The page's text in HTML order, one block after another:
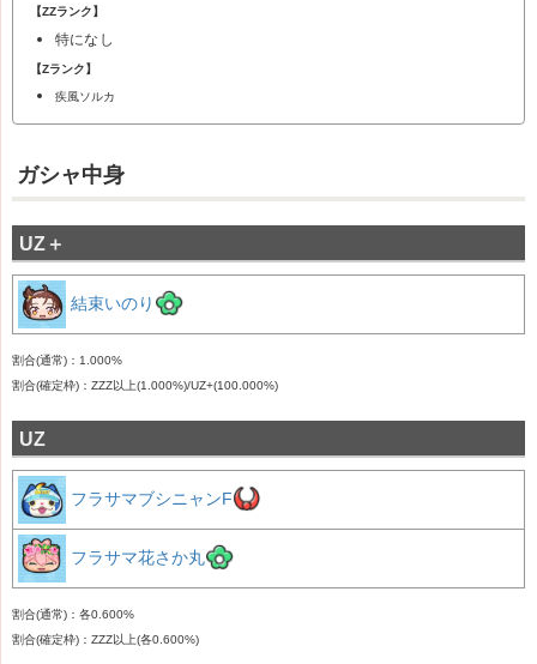
【ZZランク】
特になし
【Zランク】
疾風ソルカ
ガシャ中身
UZ＋
結束いのり
割合(通常)：1.000%
割合(確定枠)：ZZZ以上(1.000%)/UZ+(100.000%)
UZ
フラサマブシニャンF
フラサマ花さか丸
割合(通常)：各0.600%
割合(確定枠)：ZZZ以上(各0.600%)